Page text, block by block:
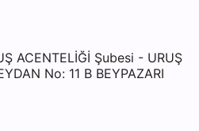
ACENTELİĞİ Şubesi - URUŞ
No: 11 B BEYPAZARI